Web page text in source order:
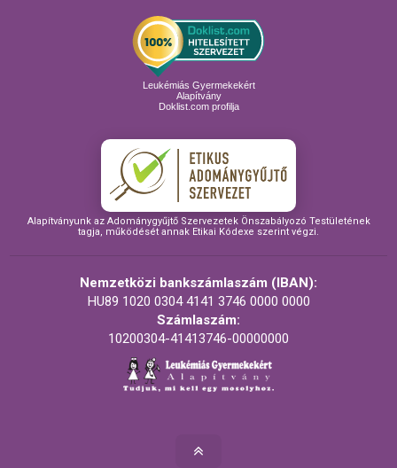
Leukémiás Gyermekekért
Alapítvány
Doklist.com profilja
Alapítványunk az Adománygyűjtő Szervezetek Önszabályozó Testületének
tagja, működését annak Etikai Kódexe szerint végzi.
Nemzetközi bankszámlaszám (IBAN):
HU89 1020 0304 4141 3746 0000 0000
Számlaszám:
10200304-41413746-00000000